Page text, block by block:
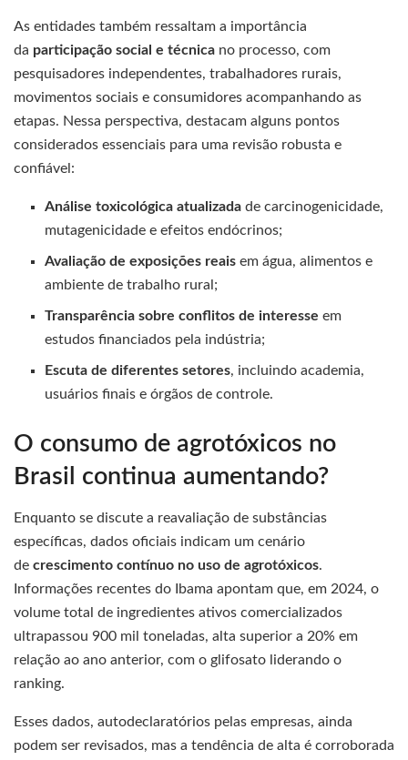
As entidades também ressaltam a importância
da participação social e técnica no processo, com
pesquisadores independentes, trabalhadores rurais,
movimentos sociais e consumidores acompanhando as
etapas. Nessa perspectiva, destacam alguns pontos
considerados essenciais para uma revisão robusta e
confiável:
Análise toxicológica atualizada de carcinogenicidade,
mutagenicidade e efeitos endócrinos;
Avaliação de exposições reais em água, alimentos e
ambiente de trabalho rural;
Transparência sobre conflitos de interesse em
estudos financiados pela indústria;
Escuta de diferentes setores, incluindo academia,
usuários finais e órgãos de controle.
O consumo de agrotóxicos no
Brasil continua aumentando?
Enquanto se discute a reavaliação de substâncias
específicas, dados oficiais indicam um cenário
de crescimento contínuo no uso de agrotóxicos.
Informações recentes do Ibama apontam que, em 2024, o
volume total de ingredientes ativos comercializados
ultrapassou 900 mil toneladas, alta superior a 20% em
relação ao ano anterior, com o glifosato liderando o
ranking.
Esses dados, autodeclaratórios pelas empresas, ainda
podem ser revisados, mas a tendência de alta é corroborada